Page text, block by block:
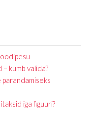
kumb valida?
iga figuuri?